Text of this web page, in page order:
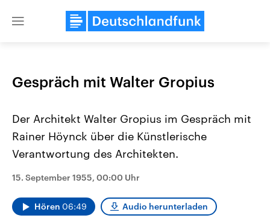
Close
Landtagswahl Sachsen-Anhalt
USA
Gespräch mit Walter Gropius
Der Architekt Walter Gropius im Gespräch mit
Rainer Höynck über die Künstlerische
Verantwortung des Architekten.
15. September 1955, 00:00 Uhr
Hören 06:49 Audio herunterladen